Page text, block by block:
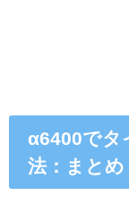
α6400でタ
法：まとめ